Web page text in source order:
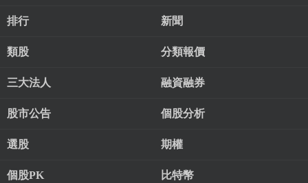
排行 新聞
類股 分類報價
三大法人 融資融券
股市公告 個股分析
選股 期權
個股PK 比特幣